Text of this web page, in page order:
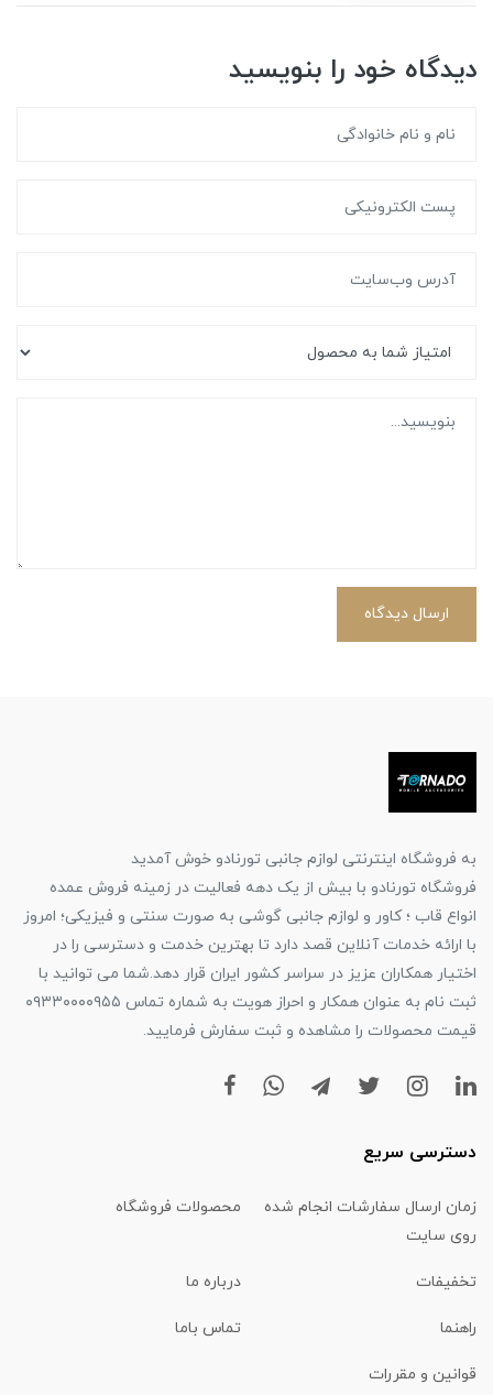
دیدگاه خود را بنویسید
ارسال دیدگاه
به فروشگاه اینترنتی لوازم جانبی تورنادو خوش آمدید
فروشگاه تورنادو با بیش از یک دهه فعالیت در زمینه فروش عمده
انواع قاب ؛ کاور و لوازم جانبی گوشی به صورت سنتی و فیزیکی؛ امروز
با ارائه خدمات آنلاین قصد دارد تا بهترین خدمت و دسترسی را در
اختیار همکاران عزیز در سراسر کشور ایران قرار دهد.شما می توانید با
ثبت نام به عنوان همکار و احراز هویت به شماره تماس ۰۹۳۳۰۰۰۰۹۵۵
قیمت محصولات را مشاهده و ثبت سفارش فرمایید.
دسترسی سریع
زمان ارسال سفارشات انجام شده
روی سایت
محصولات فروشگاه
تخفیفات درباره ما
راهنما تماس باما
قوانین و مقررات